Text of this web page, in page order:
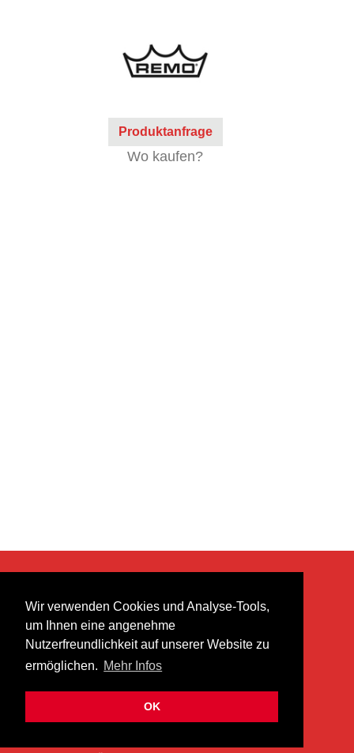
Wir verwenden Cookies und Analyse-Tools,
um Ihnen eine angenehme
Nutzerfreundlichkeit auf unserer Website zu
ermöglichen. Mehr Infos
OK
Produktanfrage
Wo kaufen?
heer musik ag
Lättenstrasse 35
8952 Schlieren
info@heermusic.com
ÜBER UNS